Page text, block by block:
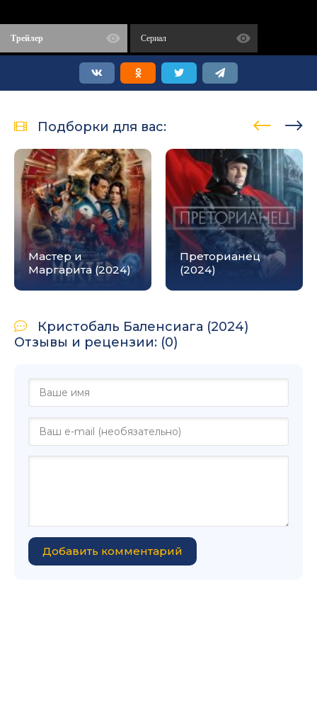
Трейлер Сериал
Подборки для вас:
Мастер и
Маргарита (2024)
Преторианец
(2024)
Кристобаль Баленсиага (2024)
Отзывы и рецензии: (0)
Добавить комментарий